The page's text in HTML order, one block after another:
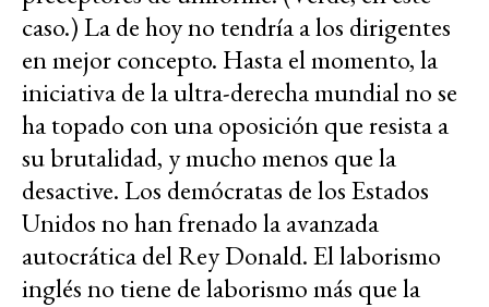
caso.) La de hoy no tendría a los dirigentes
en mejor concepto. Hasta el momento, la
iniciativa de la ultra-derecha mundial no se
ha topado con una oposición que resista a
su brutalidad, y mucho menos que la
desactive. Los demócratas de los Estados
Unidos no han frenado la avanzada
autocrática del Rey Donald. El laborismo
inglés no tiene de laborismo más que la